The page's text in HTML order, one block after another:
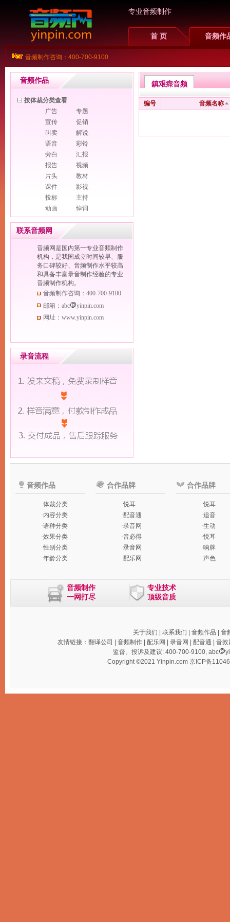
专业音频制作
首 页 音频作
音频制作咨询：400-700-9100
音频作品
按体裁分类查看
广告
专题
宣传
促销
叫卖
解说
语音
彩铃
旁白
汇报
报告
视频
片头
教材
课件
影视
投标
主持
动画
悼词
Flash
多媒体
幻灯片
按语种分类查看
按效果分类查看
按性别分类查看
按年龄分类查看
按节庆分类查看
联系音频网
音频网是国内第一专业音频制作
机构，是我国成立时间较早、服
务口碑较好、音频制作水平较高
和具备丰富录音制作经验的专业
音频制作机构。
音频制作咨询：400-700-9100
邮箱：abc
yinpin.com
网址：www.yinpin.com
录音流程
鎮艰瘝音频
编号 音频名称
音频作品
·体裁分类
·内容分类
·语种分类
·效果分类
·性别分类
·年龄分类
合作品牌
·悦耳
·配音通
·录音网
·音必得
·录音网
·配乐网
合作品牌
·悦耳
·追音
·生动
·悦耳
·响牌
·声色
音频制作
一网打尽
专业技术
顶级音质
关于我们 联系我们 音频作品
音
友情链接： 翻译公司 音频制作| 配乐网 录音网 配音通
音效
监督、投诉及建议: 400-700-9100, abc
Copyright ©2021 Yinpin.com 京ICP备